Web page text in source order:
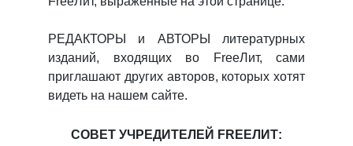
РЕДАКТОРЫ и АВТОРЫ литературных
изданий, входящих во FreeЛит, сами
приглашают других авторов, которых хотят
видеть на нашем сайте.
СОВЕТ УЧРЕДИТЕЛЕЙ FREEЛИТ: